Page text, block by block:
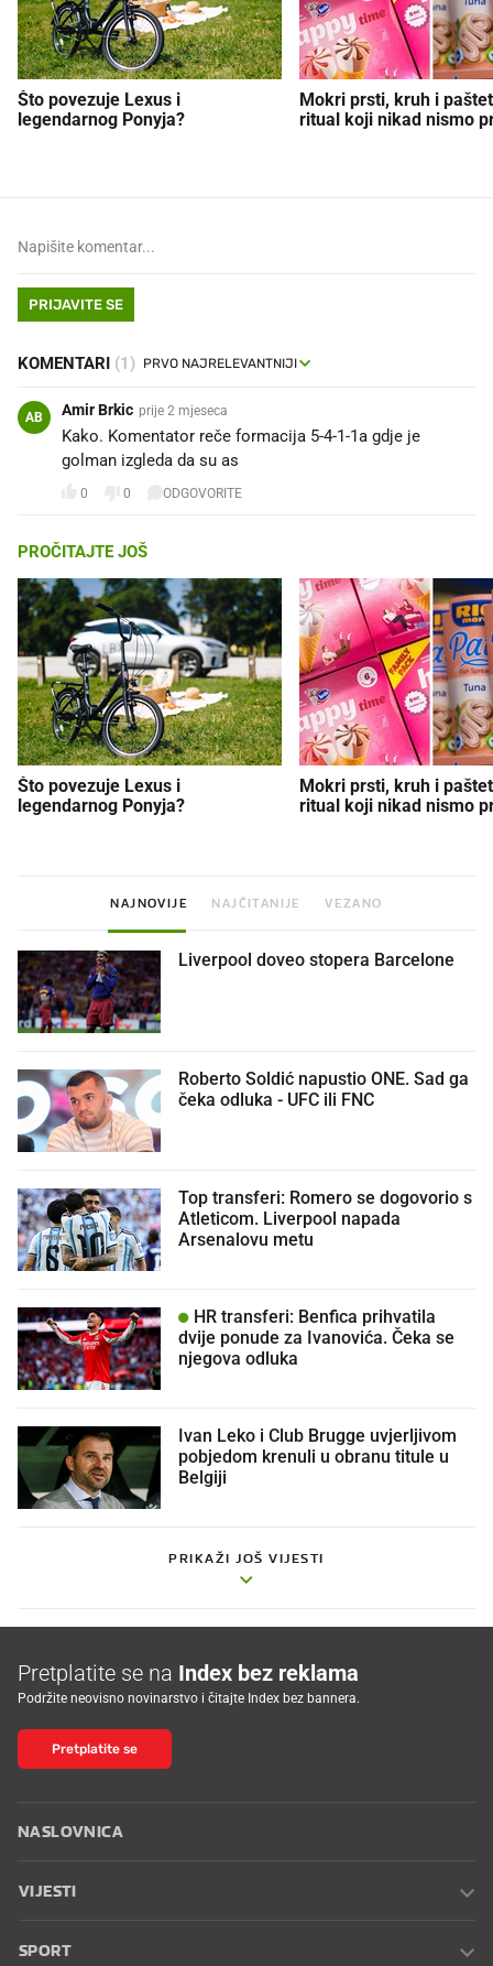
Što povezuje Lexus i
legendarnog Ponyja?
Mokri prsti, kruh i
ritual koji nikad nismo
PRIJAVITE SE
KOMENTARI (1)
AB Amir Brkic prije 2 mjeseca
Kako. Komentator reče formacija 5-4-1-1a gdje je
golman izgleda da su as
0 0 ODGOVORITE
PROČITAJTE JOŠ
Što povezuje Lexus i
legendarnog Ponyja?
Mokri prsti, kruh i
ritual koji nikad nismo
NAJNOVIJE NAJČITANIJE VEZANO
Liverpool doveo stopera Barcelone
Roberto Soldić napustio ONE. Sad ga
čeka odluka - UFC ili FNC
Top transferi: Romero se dogovorio s
Atleticom. Liverpool napada
Arsenalovu metu
HR transferi: Benfica prihvatila
dvije ponude za Ivanovića. Čeka se
njegova odluka
Ivan Leko i Club Brugge uvjerljivom
pobjedom krenuli u obranu titule u
Belgiji
PRIKAŽI JOŠ VIJESTI
Pretplatite se na Index bez reklama
Podržite neovisno novinarstvo i čitajte Index bez bannera.
Pretplatite se
NASLOVNICA
VIJESTI
SPORT